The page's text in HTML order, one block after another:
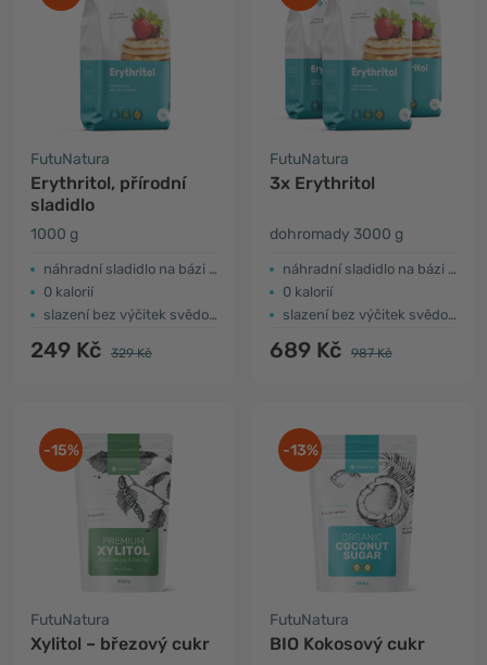
FutuNatura
Erythritol, přírodní
sladidlo
1000 g
náhradní sladidlo na bázi erythritolu
0 kalorií
slazení bez výčitek svědomí
249 Kč 329 Kč
FutuNatura
3x Erythritol
dohromady 3000 g
náhradní sladidlo na bázi erythritolu
0 kalorií
slazení bez výčitek svědomí
689 Kč 987 Kč
-15%
FutuNatura
Xylitol – březový cukr
-13%
FutuNatura
BIO Kokosový cukr